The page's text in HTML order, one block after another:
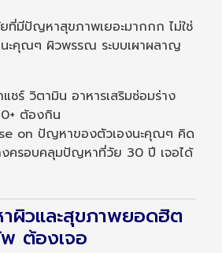
ที่มีปัญหาสุขภาพเยอะมากกก ไม่ใช่
ะคุณๆ ผิวพรรณ ระบบเผาผลาญ
ชร์ วิตามิน อาหารเสริมซ่อมร่าง
ต้องกิน
on ปัญหาของตัวเองนะคุณๆ คิด
ครอบคลุมปัญหาที่วัย 30 ปี เจอได้
ผิวและสุขภาพยอดฮิต
ต้องเจอ